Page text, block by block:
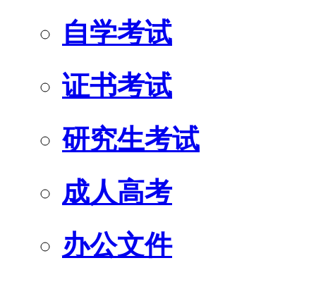
自学考试
证书考试
研究生考试
成人高考
办公文件